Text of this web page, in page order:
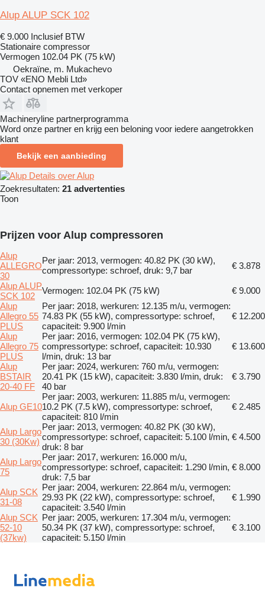
Alup ALUP SCK 102
€ 9.000 Inclusief BTW
Stationaire compressor
Vermogen 102.04 PK (75 kW)
Oekraïne, m. Mukachevo
TOV «ENO Mebli Ltd»
Contact opnemen met verkoper
Machineryline partnerprogramma
Word onze partner en krijg een beloning voor iedere aangetrokken
klant
Bekijk een aanbieding
Details over Alup
Zoekresultaten: 21 advertenties
Toon
Prijzen voor Alup compressoren
Alup
ALLEGRO
30
Per jaar: 2013, vermogen: 40.82 PK (30 kW),
compressortype: schroef, druk: 9,7 bar
€ 3.878
Alup ALUP
SCK 102
Vermogen: 102.04 PK (75 kW)
€ 9.000
Alup
Allegro 55
PLUS
Per jaar: 2018, werkuren: 12.135 m/u, vermogen:
74.83 PK (55 kW), compressortype: schroef,
capaciteit: 9.900 l/min
€ 12.200
Alup
Allegro 75
PLUS
Per jaar: 2016, vermogen: 102.04 PK (75 kW),
compressortype: schroef, capaciteit: 10.930
l/min, druk: 13 bar
€ 13.600
Alup
BSTAIR
20-40 FF
Per jaar: 2024, werkuren: 760 m/u, vermogen:
20.41 PK (15 kW), capaciteit: 3.830 l/min, druk:
40 bar
€ 3.790
Alup GE10
Per jaar: 2003, werkuren: 11.885 m/u, vermogen:
10.2 PK (7.5 kW), compressortype: schroef,
capaciteit: 810 l/min
€ 2.485
Alup Largo
30 (30Kw)
Per jaar: 2013, vermogen: 40.82 PK (30 kW),
compressortype: schroef, capaciteit: 5.100 l/min,
druk: 8 bar
€ 4.500
Alup Largo
75
Per jaar: 2017, werkuren: 16.000 m/u,
compressortype: schroef, capaciteit: 1.290 l/min,
druk: 7,5 bar
€ 8.000
Alup SCK
31-08
Per jaar: 2004, werkuren: 22.864 m/u, vermogen:
29.93 PK (22 kW), compressortype: schroef,
capaciteit: 3.540 l/min
€ 1.990
Alup SCK
52-10
(37kw)
Per jaar: 2005, werkuren: 17.304 m/u, vermogen:
50.34 PK (37 kW), compressortype: schroef,
capaciteit: 5.150 l/min
€ 3.100